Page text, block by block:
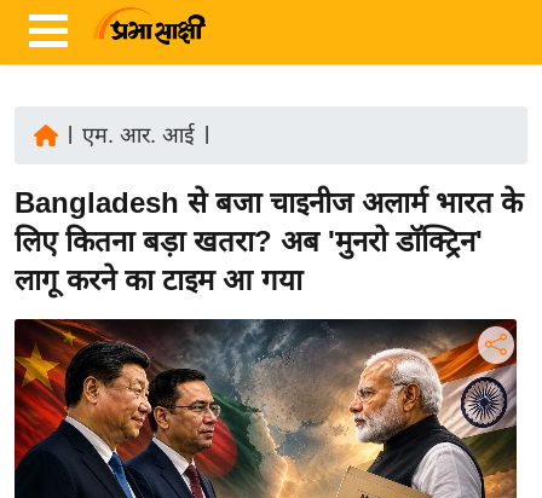
ज़ा
ख
र
रा
ष्ट्री
य
अं
एम. आर. आई
Bangladesh से बजा चाइनीज अलार्म भारत के
लिए कितना बड़ा खतरा? अब 'मुनरो डॉक्ट्रिन'
लागू करने का टाइम आ गया